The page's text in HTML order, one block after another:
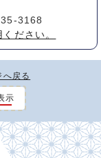
3168
ださい。
へ戻る
示